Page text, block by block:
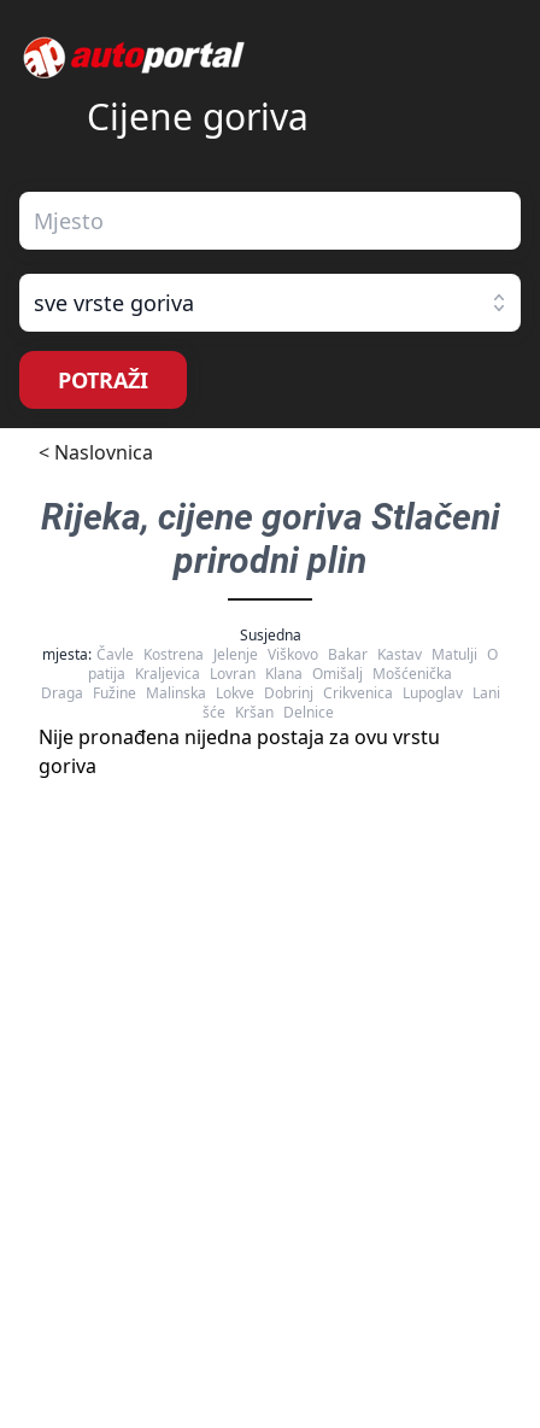
Cijene goriva
sve vrste goriva
POTRAŽI
< Naslovnica
Rijeka, cijene goriva Stlačeni
prirodni plin
Susjedna
mjesta: Čavle Kostrena Jelenje Viškovo Bakar Kastav Matulji O
patija Kraljevica Lovran Klana Omišalj Mošćenička
Draga Fužine Malinska Lokve Dobrinj Crikvenica Lupoglav Lani
šće Kršan Delnice
Nije pronađena nijedna postaja za ovu vrstu
goriva